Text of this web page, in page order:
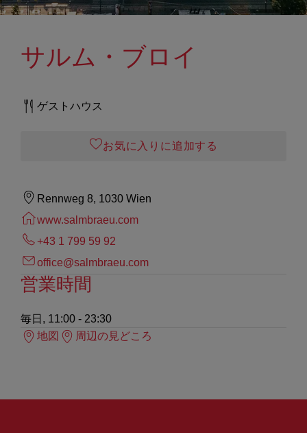
サルム・ブロイ
ゲストハウス
お気に入りに追加する
Rennweg 8, 1030 Wien
www.salmbraeu.com
+43 1 799 59 92
office@salmbraeu.com
営業時間
毎日, 11:00 - 23:30
地図
周辺の見どころ